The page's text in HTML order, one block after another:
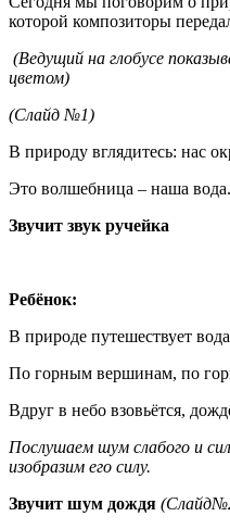
которой композиторы
(Ведущий на глобусе
цветом)
(Слайд №1)
В природу вглядитесь: нас
Это волшебница – наша вода.
Звучит звук ручейка
Ребёнок:
В природе путешествует
По горным вершинам, по
Вдруг в небо взовьётся,
Послушаем шум слабого и
изобразим его силу.
Звучит шум дождя